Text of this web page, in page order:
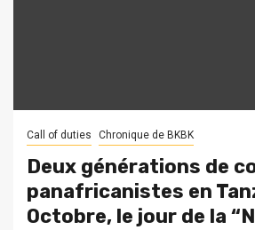
Call of duties Chronique de BKBK
Deux générations de
panafricanistes en
Octobre, le jour de la